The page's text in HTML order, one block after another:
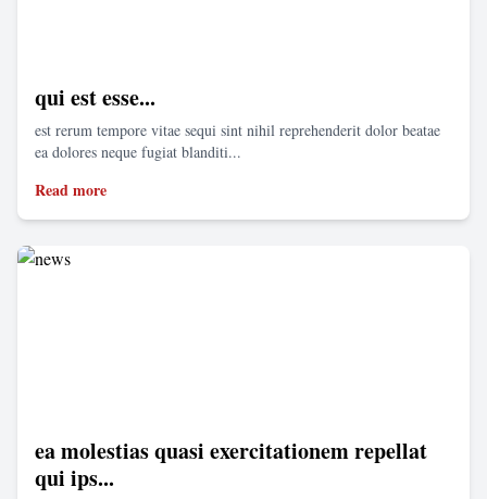
qui est esse...
est rerum tempore vitae sequi sint nihil reprehenderit dolor beatae
ea dolores neque fugiat blanditi...
Read more
ea molestias quasi exercitationem repellat
qui ips...